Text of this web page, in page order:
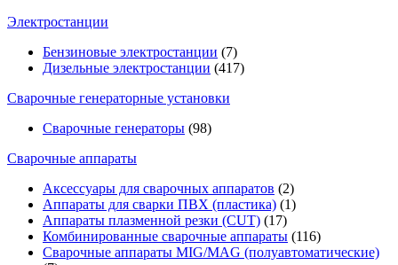
Электростанции
Бензиновые электростанции (7)
Дизельные электростанции (417)
Сварочные генераторные установки
Сварочные генераторы (98)
Сварочные аппараты
Аксессуары для сварочных аппаратов (2)
Аппараты для сварки ПВХ (пластика) (1)
Аппараты плазменной резки (CUT) (17)
Комбинированные сварочные аппараты (116)
Сварочные аппараты MIG/MAG (полуавтоматические)